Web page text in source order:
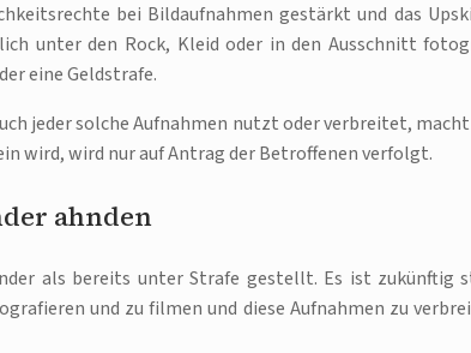
bei Bildaufnahmen gestärkt und das
unter den Rock, Kleid oder in den Ausschnitt
eine Geldstrafe.
jeder solche Aufnahmen nutzt oder verbreitet,
wird, wird nur auf Antrag der Betroffenen verfolgt.
ahnden
als bereits unter Strafe gestellt. Es ist zukünftig
und zu filmen und diese Aufnahmen zu